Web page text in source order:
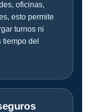
oficinas,
esto permite
turnos ni
del